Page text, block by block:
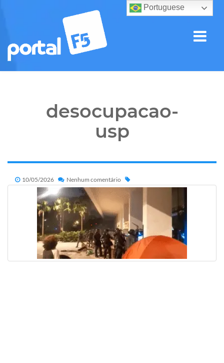
desocupacao-
usp
10/05/2026 Nenhum comentário
Portuguese